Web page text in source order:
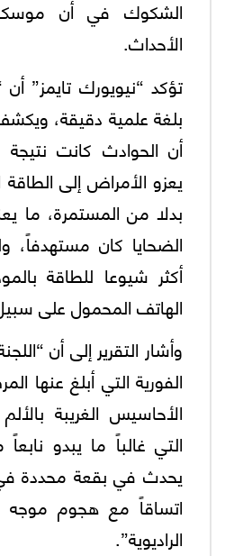
الشكوك في أن
الأحداث.
تؤكد “نيويورك تايمز” أن
بلغة علمية دقيقة،
أن الحوادث كانت
يعزو الأمراض إلى
بدلا من المستمرة، ما
الضحايا كان مستهدفاً،
أكثر شيوعا للطاقة
الهاتف المحمول على
وأشار التقرير إلى أن
الفورية التي أبلغ عنها
الأحاسيس الغريبة
التي غالباً ما يبدو
يحدث في بقعة محددة
اتساقاً مع هجوم موجه
الراديوية”.